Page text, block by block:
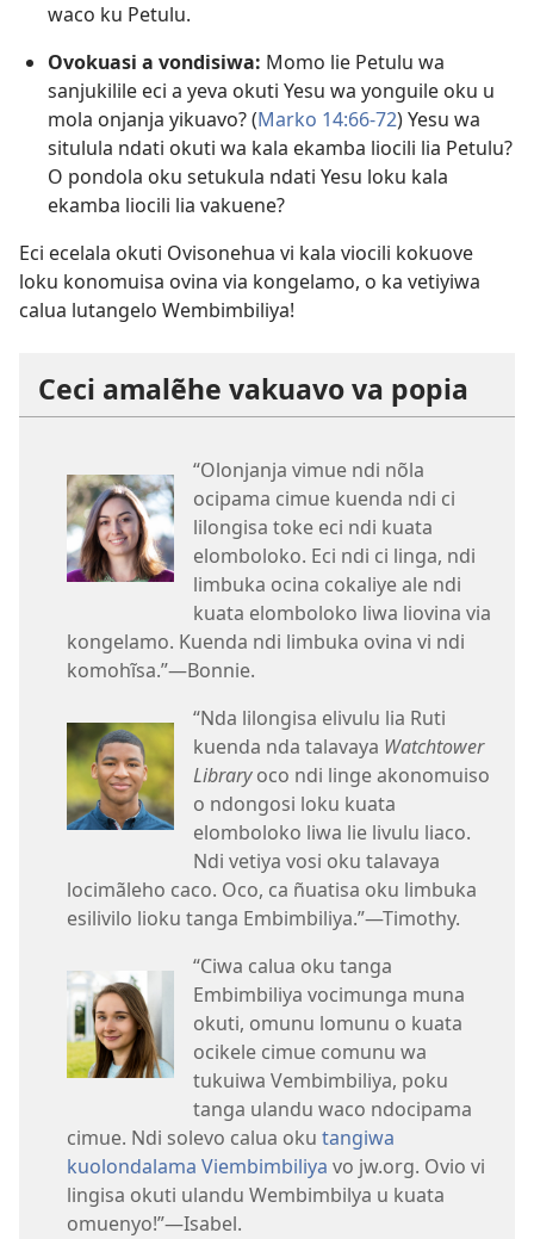
waco ku Petulu.
Ovokuasi a vondisiwa: Momo lie Petulu wa
sanjukilile eci a yeva okuti Yesu wa yonguile oku u
mola onjanja yikuavo? (Marko 14:66-72) Yesu wa
situlula ndati okuti wa kala ekamba liocili lia Petulu?
O pondola oku setukula ndati Yesu loku kala
ekamba liocili lia vakuene?
Eci ecelala okuti Ovisonehua vi kala viocili kokuove
loku konomuisa ovina via kongelamo, o ka vetiyiwa
calua lutangelo Wembimbiliya!
Ceci amalẽhe vakuavo va popia
“Olonjanja vimue ndi nõla
ocipama cimue kuenda ndi ci
lilongisa toke eci ndi kuata
elomboloko. Eci ndi ci linga, ndi
limbuka ocina cokaliye ale ndi
kuata elomboloko liwa liovina via
kongelamo. Kuenda ndi limbuka ovina vi ndi
komohĩsa.”—Bonnie.
“Nda lilongisa elivulu lia Ruti
kuenda nda talavaya Watchtower
Libraryoco ndi linge akonomuiso
o ndongosi loku kuata
elomboloko liwa lie livulu liaco.
Ndi vetiya vosi oku talavaya
locimãleho caco. Oco, ca ñuatisa oku limbuka
esilivilo lioku tanga Embimbiliya.”—Timothy.
“Ciwa calua oku tanga
Embimbiliya vocimunga muna
okuti, omunu lomunu o kuata
ocikele cimue comunu wa
tukuiwa Vembimbiliya, poku
tanga ulandu waco ndocipama
cimue. Ndi solevo calua oku tangiwa
kuolondalama Viembimbiliya vo jw.org. Ovio vi
lingisa okuti ulandu Wembimbilya u kuata
omuenyo!”—Isabel.